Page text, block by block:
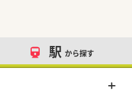
駅 から探す